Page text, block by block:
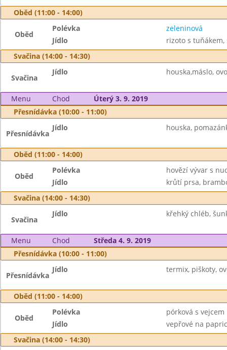
Oběd (11:00 - 14:00)
Oběd
Polévka
zeleninová
Jídlo
rizoto s tuňákem,
Svačina (14:00 - 14:30)
Svačina
Jídlo houska,máslo,
Menu Chod
Úterý 3. 9. 2019
Přesnídávka (10:00 - 11:00)
Přesnídávka
Jídlo houska,
Oběd (11:00 - 14:00)
Oběd
Polévka
hovězí vývar s
Jídlo
krůtí prsa,
Svačina (14:00 - 14:30)
Svačina
Jídlo křehký chléb,
Menu Chod
Středa 4. 9. 2019
Přesnídávka (10:00 - 11:00)
Přesnídávka
Jídlo termix, piškoty,
Oběd (11:00 - 14:00)
Oběd
Polévka
pórková s vejcem
Jídlo
vepřové na
Svačina (14:00 - 14:30)